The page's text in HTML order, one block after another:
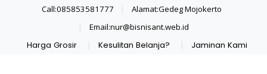
Call:085853581777
Alamat:Gedeg Mojokerto
Email:nur@bisnisant.web.id
Harga Grosir Kesulitan Belanja? Jaminan Kami